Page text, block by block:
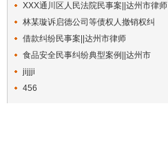
离婚时赠与孩子的房产，后期反悔可
依法惩治拒不支付劳动报酬犯罪
拖欠农民工工资是否构成犯罪，应该
赌债写的借条有效吗？||达州律师
达州律师发表关于离婚纠纷的民事起
未成年人网络游戏充值，能要求退款
XXX通川区人民法院民事案||达州市律师
林某璇诉启德公司等债权人撤销权纠
借款纠纷民事案||达州市律师
食品安全民事纠纷典型案例||达州市
jijjji
456